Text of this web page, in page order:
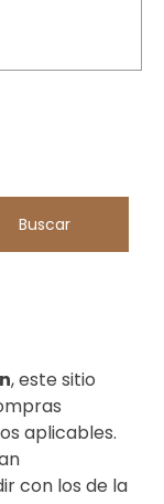
Buscar
, este sitio
aplicables.
con los de la